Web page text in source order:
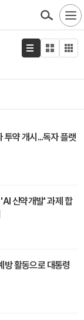
투약 개시...독자 플랫
신약개발' 과제 합
방 활동으로 대통령